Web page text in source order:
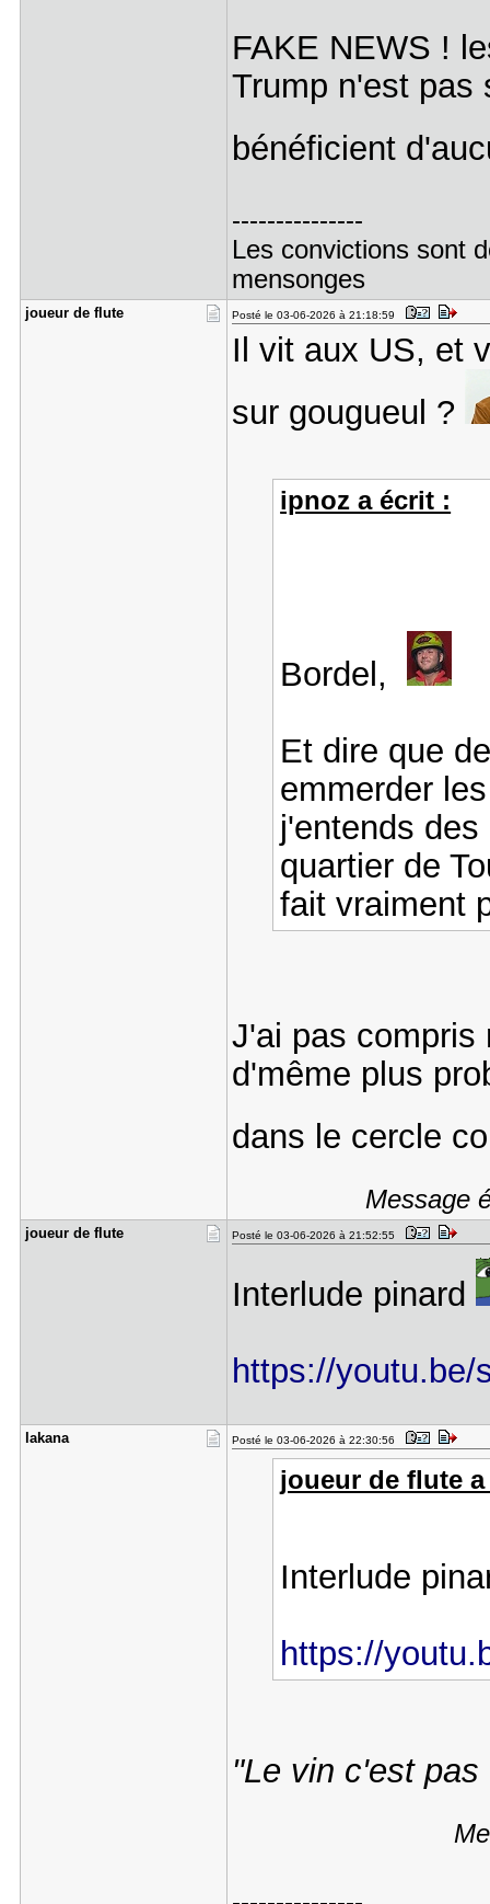
FAKE NEWS !
Trump n'est pas
bénéficient
---------------
Les convictions sont
mensonges
joueur de ​flute Posté le 03-06-2026 à 21:18:59
Il vit aux US, et
sur gougueul ?
ipnoz a écrit :
Bordel,
Et dire que
emmerder
j'entends
quartier de
fait vraiment
J'ai pas compris
d'même plus
dans le cercle
Message
joueur de ​flute Posté le 03-06-2026 à 21:52:55
Interlude pinard
https://youtu.be/
lakana Posté le 03-06-2026 à 22:30:56
joueur de flute
Interlude
https://
"Le vin c'est